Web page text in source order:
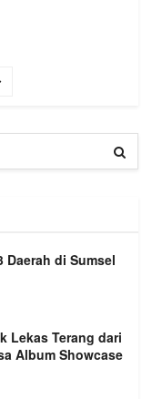
Daerah di Sumsel
Lekas Terang dari
Album Showcase